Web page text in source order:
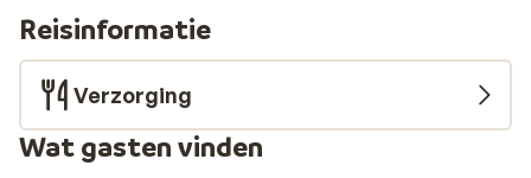
stijl ingericht en ademen veel warmte door het gebruik
van mooie natuurlijke materialen zoals hout. De
appartementen zijn van verschillende formaten. Van
knusse 2-kamerappartementen voor 2,4 of 6 personen
tot riante 5-kamerappartementen waar je zelfs met 12
Reisinformatie
Verzorging
Wat gasten vinden